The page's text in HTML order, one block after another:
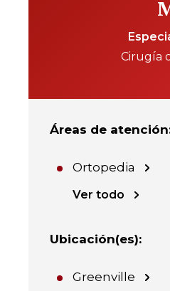
Cirugía
Áreas de atención
Ortopedia
Ver todo
Ubicación(es):
Greenville